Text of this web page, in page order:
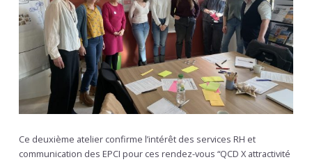
Ce deuxième atelier confirme l’intérêt des services RH et
communication des EPCI pour ces rendez-vous “QCD X attractivité